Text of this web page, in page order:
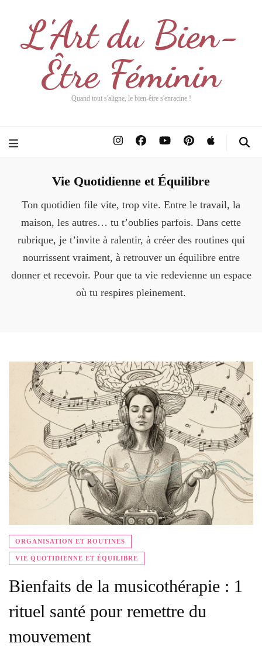
L'Art du Bien-
Être Féminin
Quand tout s'aligne, le bien-être s'enracine !
Vie Quotidienne et Équilibre
Ton quotidien file vite, trop vite. Entre le travail, la
maison, les autres… tu t’oublies parfois. Dans cette
rubrique, je t’invite à ralentir, à créer des routines qui
nourrissent vraiment, à retrouver un équilibre entre
donner et recevoir. Pour que ta vie redevienne un espace
où tu respires pleinement.
ORGANISATION ET ROUTINES
VIE QUOTIDIENNE ET ÉQUILIBRE
Bienfaits de la musicothérapie : 1
rituel santé pour remettre du
mouvement